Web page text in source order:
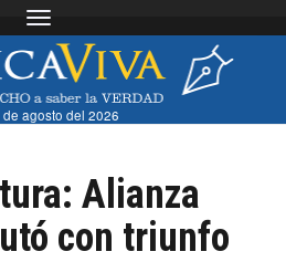
Toggle navigation
agosto del 2026
Alianza
con triunfo